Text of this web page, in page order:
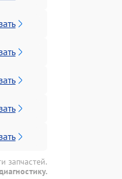
запчастей.